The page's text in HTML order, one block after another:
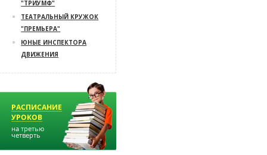
"ТРИУМФ"
ТЕАТРАЛЬНЫЙ КРУЖОК
"ПРЕМЬЕРА"
ЮНЫЕ ИНСПЕКТОРА
ДВИЖЕНИЯ